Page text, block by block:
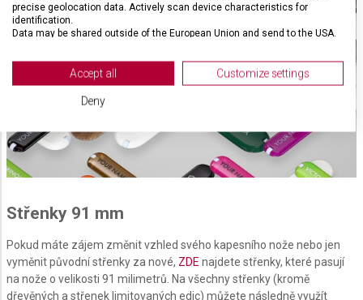
Střenky 91 mm
Pokud máte zájem změnit vzhled svého kapesního nože nebo jen
vyměnit původní střenky za nové, ZDE najdete střenky, které pasují
na nože o velikosti 91 milimetrů. Na všechny střenky (kromě
dřevěných a střenek limitovaných edic) můžete následně využít
precise geolocation data. Actively scan device characteristics for
identification.
Data may be shared outside of the European Union and send to the USA.
View Partner List (2 IAB Vendors)
We use your data for the following purposes:
Store and/or access information on a device
Use limited data to select advertising
Create profiles for personalised advertising
Use profiles to select personalised
advertising
Create profiles to personalise content
Accept all Customize settings
Deny